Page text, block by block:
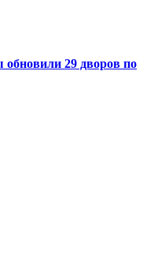
29 дворов по